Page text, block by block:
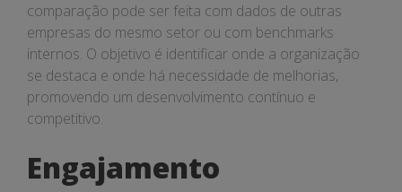
comparação pode ser feita com dados de outras
empresas do mesmo setor ou com benchmarks
internos. O objetivo é identificar onde a organização
se destaca e onde há necessidade de melhorias,
promovendo um desenvolvimento contínuo e
competitivo.
Engajamento